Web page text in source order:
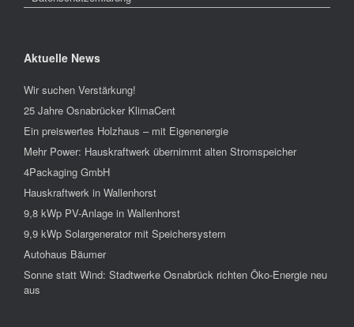
Aktuelle News
Wir suchen Verstärkung!
25 Jahre Osnabrücker KlimaCent
Ein preiswertes Holzhaus – mit Eigenenergie
Mehr Power: Hauskraftwerk übernimmt alten Stromspeicher
4Packaging GmbH
Hauskraftwerk in Wallenhorst
9,8 kWp PV-Anlage in Wallenhorst
9,9 kWp Solargenerator mit Speichersystem
Autohaus Bäumer
Sonne statt Wind: Stadtwerke Osnabrück richten Öko-Energie neu
aus